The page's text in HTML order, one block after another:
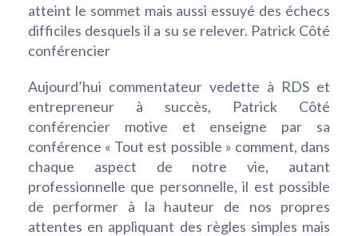
atteint le sommet mais aussi essuyé des échecs
difficiles desquels il a su se relever. Patrick Côté
conférencier
Aujourd’hui commentateur vedette à RDS et
entrepreneur à succès, Patrick Côté
conférencier motive et enseigne par sa
conférence « Tout est possible » comment, dans
chaque aspect de notre vie, autant
professionnelle que personnelle, il est possible
de performer à la hauteur de nos propres
attentes en appliquant des règles simples mais